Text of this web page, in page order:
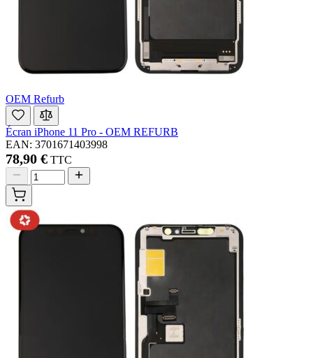
OEM Refurb
Écran iPhone 11 Pro - OEM REFURB
EAN: 3701671403998
78,90 € TTC